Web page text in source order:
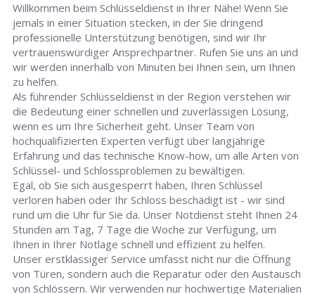
Willkommen beim Schlüsseldienst in Ihrer Nähe! Wenn Sie
jemals in einer Situation stecken, in der Sie dringend
professionelle Unterstützung benötigen, sind wir Ihr
vertrauenswürdiger Ansprechpartner. Rufen Sie uns an und
wir werden innerhalb von Minuten bei Ihnen sein, um Ihnen
zu helfen.
Als führender Schlüsseldienst in der Region verstehen wir
die Bedeutung einer schnellen und zuverlässigen Lösung,
wenn es um Ihre Sicherheit geht. Unser Team von
hochqualifizierten Experten verfügt über langjährige
Erfahrung und das technische Know-how, um alle Arten von
Schlüssel- und Schlossproblemen zu bewältigen.
Egal, ob Sie sich ausgesperrt haben, Ihren Schlüssel
verloren haben oder Ihr Schloss beschädigt ist - wir sind
rund um die Uhr für Sie da. Unser Notdienst steht Ihnen 24
Stunden am Tag, 7 Tage die Woche zur Verfügung, um
Ihnen in Ihrer Notlage schnell und effizient zu helfen.
Unser erstklassiger Service umfasst nicht nur die Öffnung
von Türen, sondern auch die Reparatur oder den Austausch
von Schlössern. Wir verwenden nur hochwertige Materialien